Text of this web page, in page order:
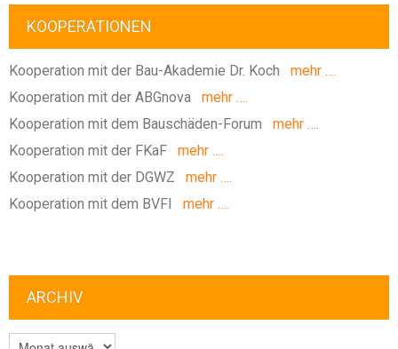
KOOPERATIONEN
Kooperation mit der Bau-Akademie Dr. Koch mehr ….
Kooperation mit der ABGnova mehr ….
Kooperation mit dem Bauschäden-Forum mehr ….
Kooperation mit der FKaF mehr ….
Kooperation mit der DGWZ mehr ….
Kooperation mit dem BVFI
mehr ….
ARCHIV
ARCHIV